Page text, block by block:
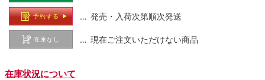
予約する … 発売・入荷次第順次発送
在庫なし … 現在ご注文いただけない商品
在庫状況について